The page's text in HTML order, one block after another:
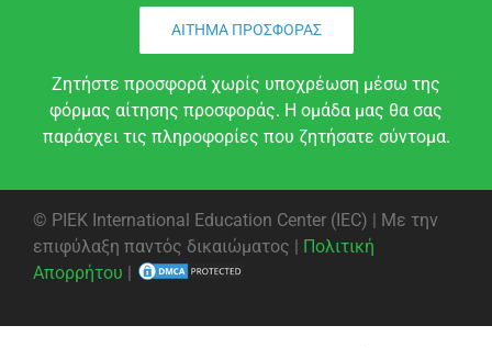
ΑΊΤΗΜΑ ΠΡΟΣΦΟΡΆΣ
Ζητήστε προσφορά χωρίς υποχρέωση μέσω της
φόρμας αίτησης προσφοράς. Η ομάδα μας θα σας
παράσχει τις πληροφορίες που ζητήσατε σύντομα.
© PIEK International Education Center (IEC) | Με την
επιφύλαξη παντός δικαιώματος | Πολιτική
Απορρήτου |